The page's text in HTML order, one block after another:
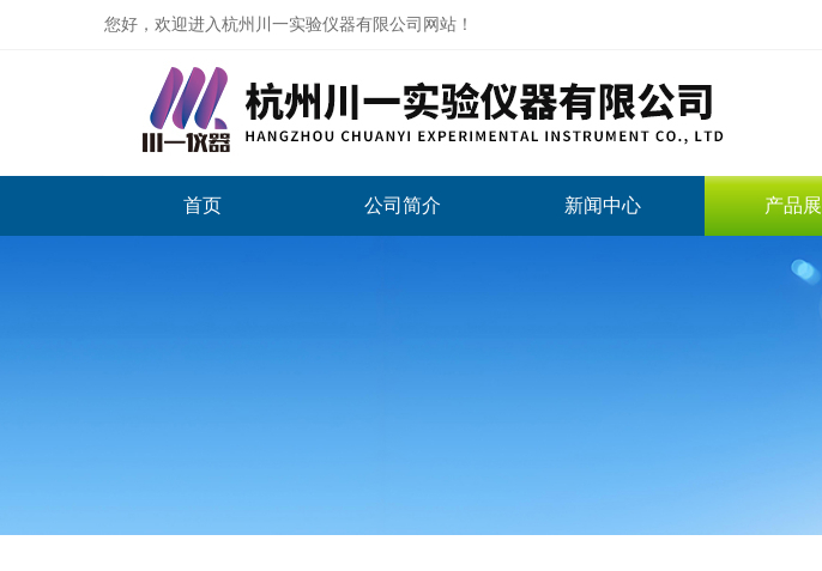
您好，欢迎进入杭州川一实验仪器有限公司网站！
首页 公司简介 新闻中心 产品